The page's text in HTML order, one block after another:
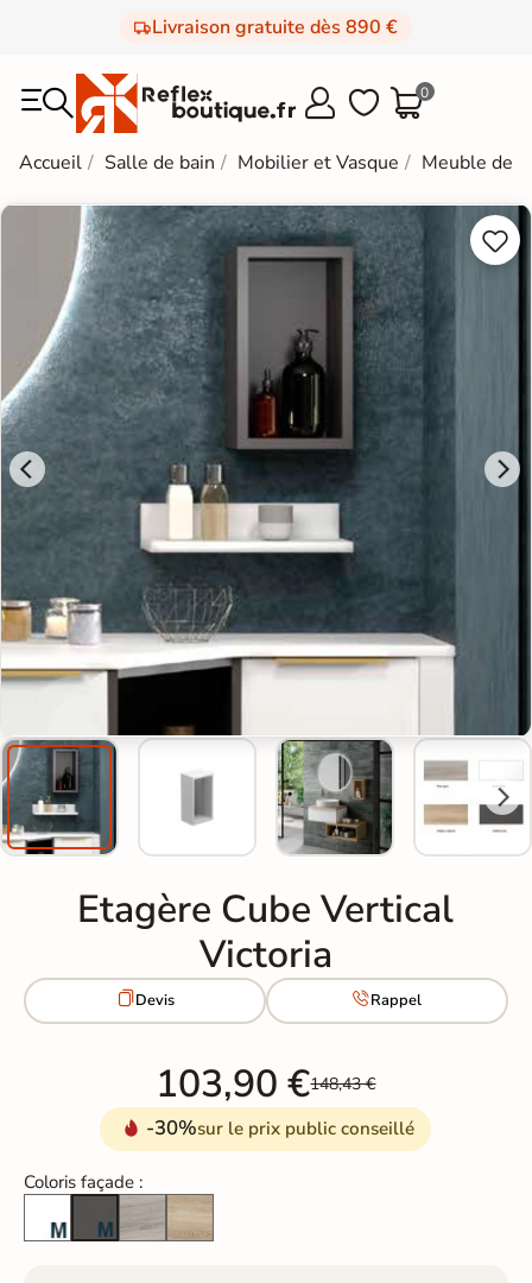
Livraison gratuite dès 890 €
  0
Accueil Salle de bain Mobilier et Vasque Meuble de


Etagère Cube Vertical
Victoria
Devis Rappel
103,90 €148,43 €
-30%sur le prix public conseillé
Coloris façade :
Blanc laqué Mat
Anthracite laqué mat
Pins grisChêne naturel